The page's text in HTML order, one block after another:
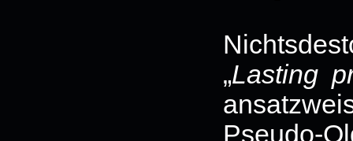
„Lasting
Pseudo-